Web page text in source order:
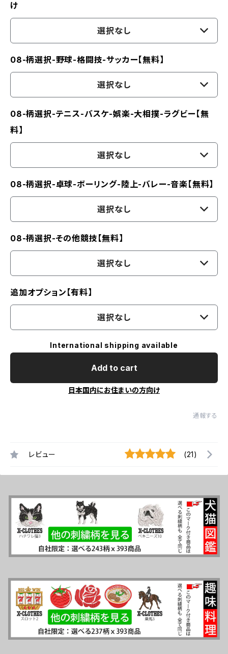
け
選択なし
08-柄選択-野球-格闘技-サッカー【無料】
選択なし
08-柄選択-テニス-バスケ-娯楽-大相撲-ラグビー【無
料】
選択なし
08-柄選択-卓球-ボーリング-陸上-バレー-音楽【無料】
選択なし
08-柄選択-その他競技【無料】
選択なし
追加オプション【有料】
選択なし
International shipping available
Add to cart
日本国内にお住まいの方向け
通報する
レビュー (21)